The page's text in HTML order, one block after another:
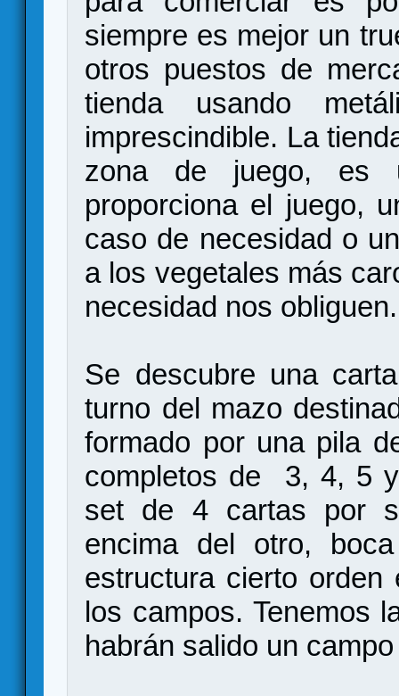
siempre es mejor un
otros puestos de
tienda usando
imprescindible. La
zona de juego, es
proporciona el juego,
caso de necesidad o
a los vegetales más
necesidad nos obliguen.
Se descubre una
turno del mazo
formado por una pila
completos de 3, 4, 5
set de 4 cartas por
encima del otro,
estructura cierto
los campos. Tenemos
habrán salido un